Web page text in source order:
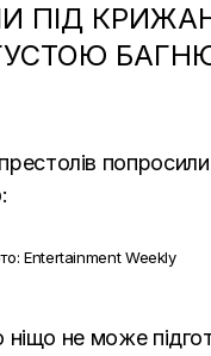
ПІД
Entertainment Weekly
не може